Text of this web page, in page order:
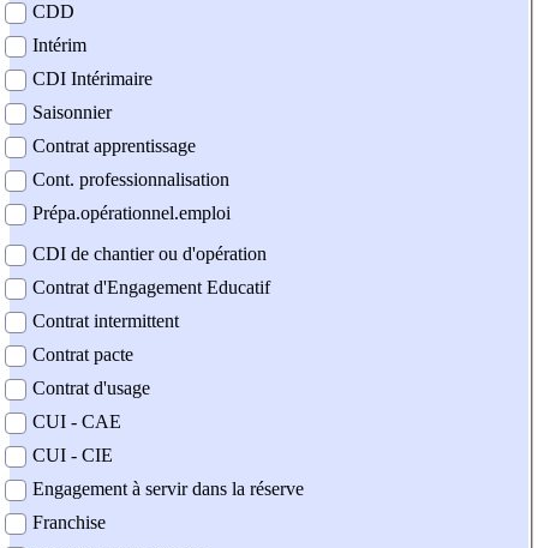
CDD
Intérim
CDI Intérimaire
Saisonnier
Contrat apprentissage
Cont. professionnalisation
Prépa.opérationnel.emploi
CDI de chantier ou d'opération
Contrat d'Engagement Educatif
Contrat intermittent
Contrat pacte
Contrat d'usage
CUI - CAE
CUI - CIE
Engagement à servir dans la réserve
Franchise